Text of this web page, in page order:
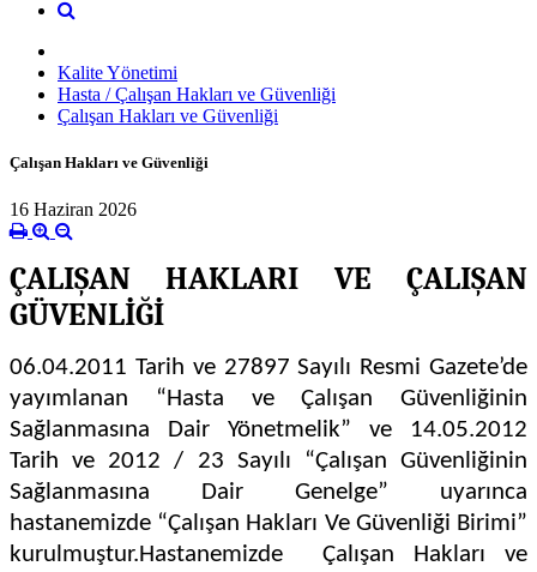
Kalite Yönetimi
Hasta / Çalışan Hakları ve Güvenliği
Çalışan Hakları ve Güvenliği
Çalışan Hakları ve Güvenliği
16 Haziran 2026
ÇALIŞAN HAKLARI VE ÇALIŞAN
GÜVENLİĞİ
06.04.2011 Tarih ve 27897 Sayılı Resmi Gazete’de
yayımlanan “Hasta ve Çalışan Güvenliğinin
Sağlanmasına Dair Yönetmelik” ve 14.05.2012
Tarih ve 2012 / 23 Sayılı “Çalışan Güvenliğinin
Sağlanmasına Dair Genelge” uyarınca
hastanemizde “Çalışan Hakları Ve Güvenliği Birimi”
kurulmuştur.Hastanemizde Çalışan Hakları ve